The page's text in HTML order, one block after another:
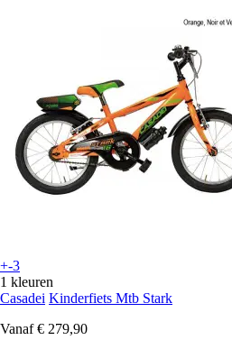
+-3
1 kleuren
Casadei Kinderfiets Mtb Stark
Vanaf € 279,90